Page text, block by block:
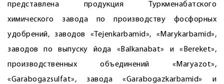
представлена продукция Туркмен­абатского
химического завода по производству фосфорных
удобрений, заводов «Tejenkarbamid», «Marykarbamid»,
заводов по выпуску йода «Balkanabat» и «Bereket»,
производственных объединений «Maryazot»,
«Garabogazsulfat», завода «Garabogazkarbamid» и